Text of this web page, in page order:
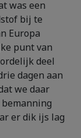
was een
bij te
Europa
punt van
deel
dagen aan
we daar
er dik ijs lag